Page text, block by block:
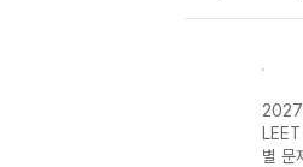
2027
별 문